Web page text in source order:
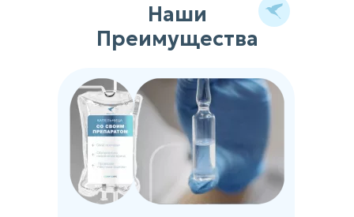
Наши
Преимущества